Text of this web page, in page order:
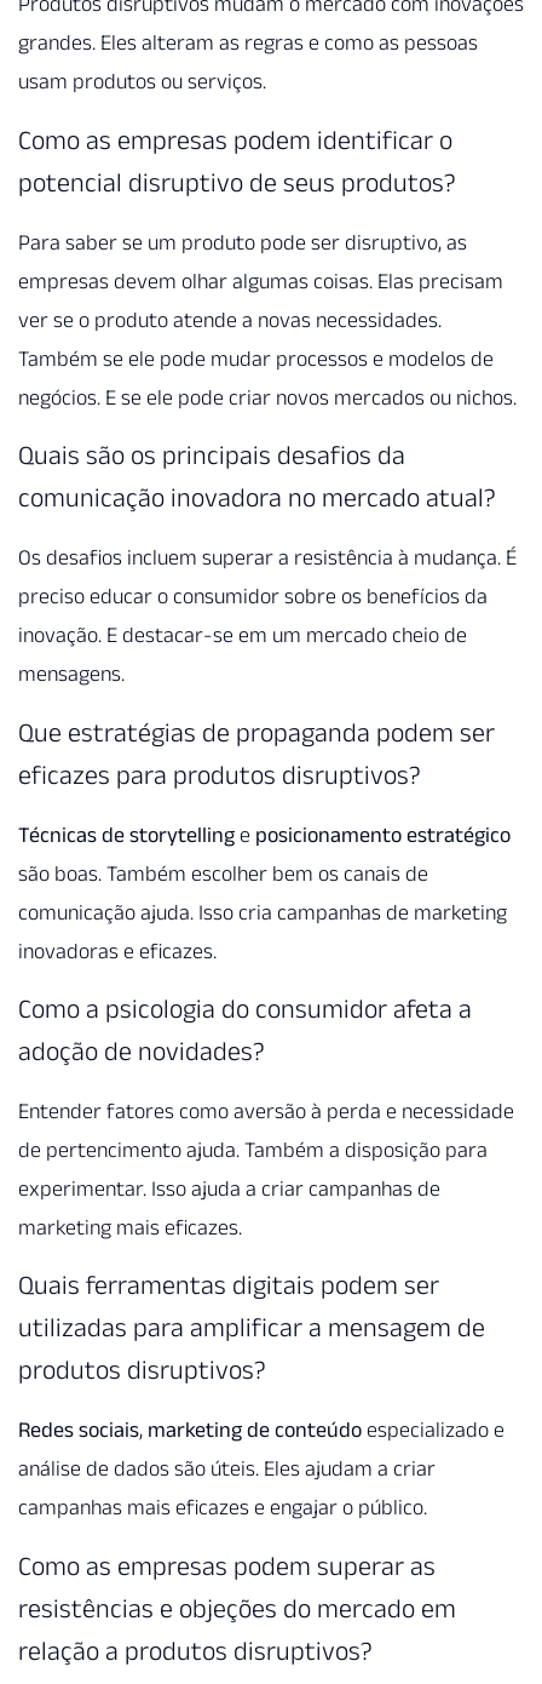
grandes. Eles alteram as regras e como as pessoas
usam produtos ou serviços.
Como as empresas podem identificar o
potencial disruptivo de seus produtos?
Para saber se um produto pode ser disruptivo, as
empresas devem olhar algumas coisas. Elas precisam
ver se o produto atende a novas necessidades.
Também se ele pode mudar processos e modelos de
negócios. E se ele pode criar novos mercados ou nichos.
Quais são os principais desafios da
comunicação inovadora no mercado atual?
Os desafios incluem superar a resistência à mudança. É
preciso educar o consumidor sobre os benefícios da
inovação. E destacar-se em um mercado cheio de
mensagens.
Que estratégias de propaganda podem ser
eficazes para produtos disruptivos?
Técnicas de storytellinge posicionamento estratégico
são boas. Também escolher bem os canais de
comunicação ajuda. Isso cria campanhas de marketing
inovadoras e eficazes.
Como a psicologia do consumidor afeta a
adoção de novidades?
Entender fatores como aversão à perda e necessidade
de pertencimento ajuda. Também a disposição para
experimentar. Isso ajuda a criar campanhas de
marketing mais eficazes.
Quais ferramentas digitais podem ser
utilizadas para amplificar a mensagem de
produtos disruptivos?
Redes sociais, marketing de conteúdo especializado e
análise de dados são úteis. Eles ajudam a criar
campanhas mais eficazes e engajar o público.
Como as empresas podem superar as
resistências e objeções do mercado em
relação a produtos disruptivos?